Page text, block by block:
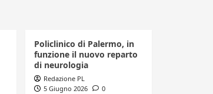
Policlinico di Palermo, in
funzione il nuovo reparto
di neurologia
Redazione PL
5 Giugno 2026
0